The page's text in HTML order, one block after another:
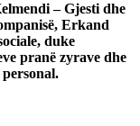
– Gjesti dhe
Erkand
duke
pranë zyrave dhe